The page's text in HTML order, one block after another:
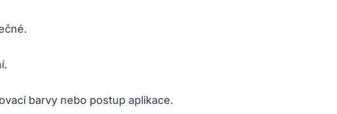
barvy nebo postup aplikace.